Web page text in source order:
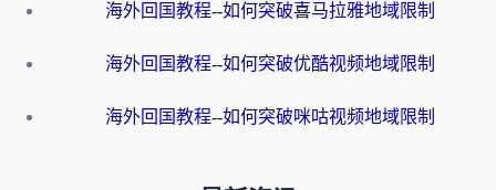
海外回国教程--如何突破喜马拉雅地域限制
海外回国教程--如何突破优酷视频地域限制
海外回国教程--如何突破咪咕视频地域限制